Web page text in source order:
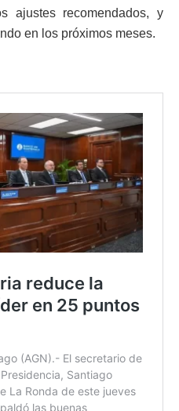
ajustes recomendados, y
en los próximos meses.